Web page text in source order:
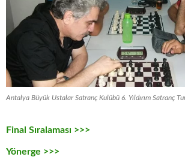
Antalya Büyük Ustalar Satranç Kulübü 6. Yıldırım Satranç
Final Sıralaması >>>
Yönerge >>>